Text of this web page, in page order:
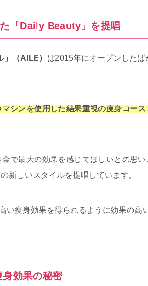
「Daily Beauty」を提唱
（AILE） は2015年にオープンした
シンを使用した結果重視の痩身コー
で最大の効果を感じてほしいとの思
新しいスタイルを提唱しています。
い痩身効果を得られるように効果の高
身効果の秘密